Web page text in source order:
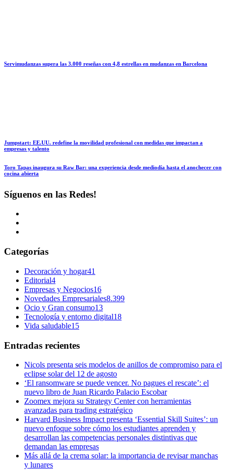
Servimudanzas supera las 3.000 reseñas con 4,8 estrellas en mudanzas en Barcelona
Jumpstart: EE.UU. redefine la movilidad profesional con medidas que impactan a
empresas y talento
Toro Tapas inaugura su Raw Bar: una experiencia desde mediodía hasta el anochecer con
cocina abierta
Síguenos en las Redes!
Categorías
Decoración y hogar41
Editorial4
Empresas y Negocios16
Novedades Empresariales8.399
Ocio y Gran consumo13
Tecnología y entorno digital18
Vida saludable15
Entradas recientes
Nicols presenta seis modelos de anillos de compromiso para el
eclipse solar del 12 de agosto
‘El ransomware se puede vencer. No pagues el rescate’: el
nuevo libro de Juan Ricardo Palacio Escobar
Zoomex mejora su Strategy Center con herramientas
avanzadas para trading estratégico
Harvard Business Impact presenta ‘Essential Skill Suites’: un
nuevo enfoque sobre cómo los estudiantes aprenden y
desarrollan las competencias personales distintivas que
demandan las empresas
Más allá de la crema solar: la importancia de revisar manchas
y lunares